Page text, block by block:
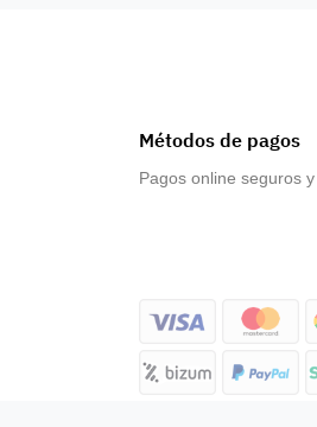
Métodos de pagos
Pagos online seguros